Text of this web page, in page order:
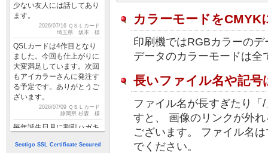
少ない友人には話してあり
ます。
2026/07/16 ＱＳＬカード
埼玉県 坂本 様
QSLカードは4作目となり
ました。今回も仕上がりに
大変満足しています。次回
もアイカラーさんに発注す
る予定です。ありがとうご
ざいます。
2026/07/09 ＱＳＬカード
静岡県 杉森 様
毎年誕生日月に割引ハガキ
ードが少なくなったので注
Sectigo SSL Certificate Secured
カラーモードをCMYK
印刷機ではRGBカラーの
データのカラーモードは全
長いファイル名や記
ファイル名が長すぎたり
すと、 画像のリンクが外
ございます。 ファイル名
でください。